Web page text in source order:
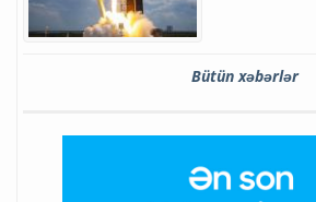
Bütün xəbərlər